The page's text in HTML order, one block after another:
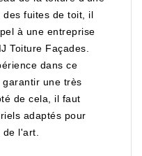
des fuites de toit, il
à une entreprise
Toiture Façades.
dans ce
une très
de cela, il faut
adaptés pour
l'art.